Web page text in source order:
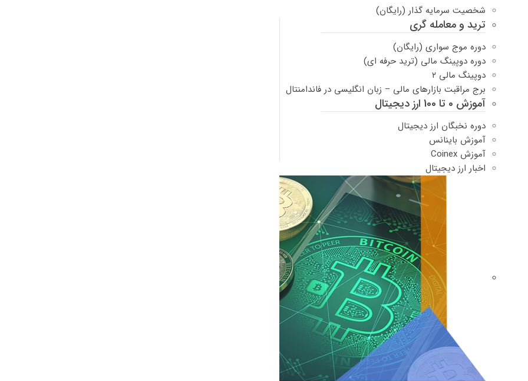
شخصیت سرمایه گذار (رایگان)
ترید و معامله گری
دوره موج سواری (رایگان)
دوره دوپینگ مالی (ترید حرفه ای)
دوپینگ مالی ۲
برج مراقبت بازارهای مالی – زبان انگلیسی در فاندامنتال
آموزش 0 تا 100 ارز دیجیتال
دوره نخبگان ارز دیجیتال
آموزش باینانس
آموزش Coinex
اخبار ارز دیجیتال